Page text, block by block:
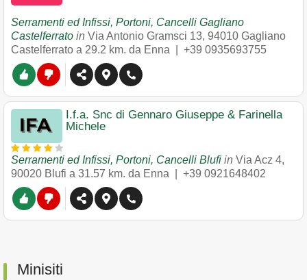
Serramenti ed Infissi, Portoni, Cancelli Gagliano
Castelferrato in Via Antonio Gramsci 13, 94010 Gagliano
Castelferrato a 29.2 km. da Enna | +39 0935693755
I.f.a. Snc di Gennaro Giuseppe & Farinella
Michele
Serramenti ed Infissi, Portoni, Cancelli Blufi in Via Acz 4,
90020 Blufi a 31.57 km. da Enna | +39 0921648402
Minisiti